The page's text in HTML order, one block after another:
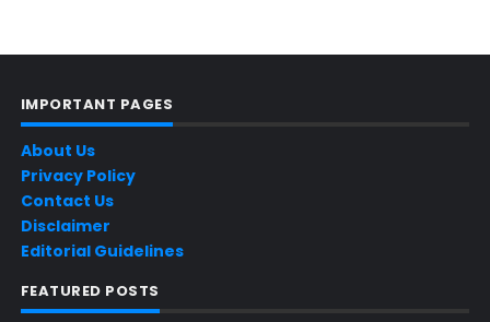
IMPORTANT PAGES
About Us
Privacy Policy
Contact Us
Disclaimer
Editorial Guidelines
FEATURED POSTS